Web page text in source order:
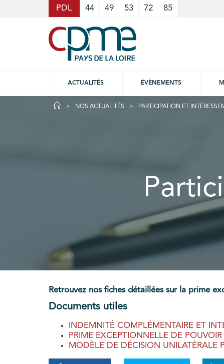
PDL 44 49 53 72 85
ACTUALITÉS ÉVÈNEMENTS
NOS ACTUALITÉS PARTICIPATION ET
Retrouvez nos fiches détaillées sur la prime
Documents utiles
INDEMNITÉ COMPLÉMENTAIRE ET
PRIME EXCEPTIONNELLE DE POUVOIR
MODÈLE DE DÉCISION UNILATÉRALE
Cookies management panel